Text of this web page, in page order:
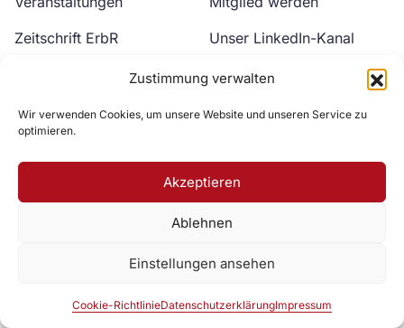
Zustimmung verwalten
Wir verwenden Cookies, um unsere Website und unseren Service zu
optimieren.
Akzeptieren
Ablehnen
Einstellungen ansehen
Cookie-RichtlinieDatenschutzerklärungImpressum
Zeitschrift ErbR
Unser LinkedIn-Kanal
Unser YouTube-Kanal
Zur DAV Webseite